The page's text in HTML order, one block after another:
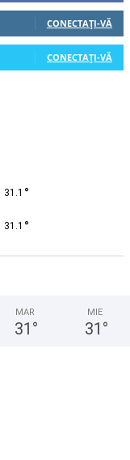
CONECTAȚI-VĂ
CONECTAȚI-VĂ
31.1 °
31.1 °
MAR
31 °
MIE
31 °